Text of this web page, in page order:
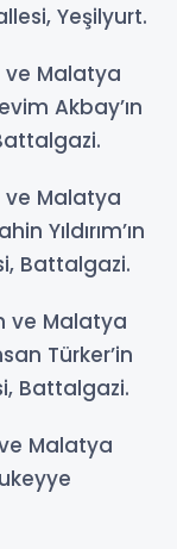
Yeşilyurt.
ve Malatya
Akbay’ın
ve Malatya
Yıldırım’ın
Battalgazi.
ve Malatya
Türker’in
Battalgazi.
Malatya